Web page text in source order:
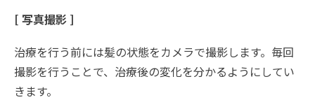
[ 写真撮影 ]
治療を行う前には髪の状態をカメラで撮影します。毎回
撮影を行うことで、治療後の変化を分かるようにしてい
きます。